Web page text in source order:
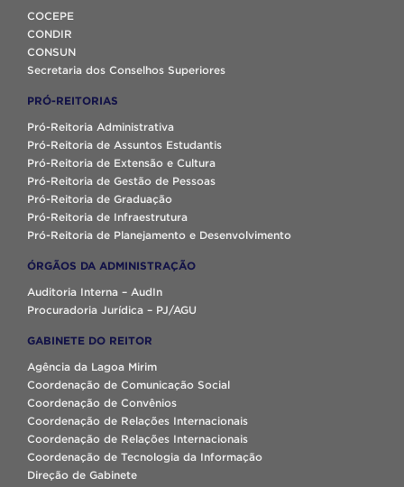
COCEPE
CONDIR
CONSUN
Secretaria dos Conselhos Superiores
PRÓ-REITORIAS
Pró-Reitoria Administrativa
Pró-Reitoria de Assuntos Estudantis
Pró-Reitoria de Extensão e Cultura
Pró-Reitoria de Gestão de Pessoas
Pró-Reitoria de Graduação
Pró-Reitoria de Infraestrutura
Pró-Reitoria de Planejamento e Desenvolvimento
ÓRGÃOS DA ADMINISTRAÇÃO
Auditoria Interna – AudIn
Procuradoria Jurídica – PJ/AGU
GABINETE DO REITOR
Agência da Lagoa Mirim
Coordenação de Comunicação Social
Coordenação de Convênios
Coordenação de Relações Internacionais
Coordenação de Relações Internacionais
Coordenação de Tecnologia da Informação
Direção de Gabinete